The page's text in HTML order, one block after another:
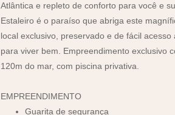
Atlântica e repleto de conforto para você e
Estaleiro é o paraíso que abriga este
local exclusivo, preservado e de fácil
para viver bem. Empreendimento exclusivo
120m do mar, com piscina privativa.
EMPREENDIMENTO
Guarita de segurança